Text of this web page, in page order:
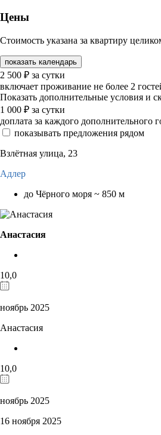
Цены
Стоимость указана за квартиру
показать календарь
2 500 ₽ за сутки
включает проживание не более 2
Показать дополнительные условия и
1 000 ₽ за сутки
доплата за каждого дополнительного
показывать предложения рядом
Взлётная улица, 23
Адлер
до Чёрного моря ~ 850 м
Анастасия
10,0
ноябрь 2025
Анастасия
10,0
ноябрь 2025
16 ноября 2025